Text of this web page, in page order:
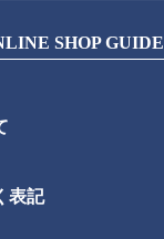
SHOP GUIDE
表記